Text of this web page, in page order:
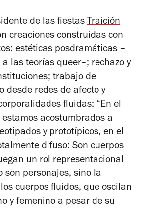
de las fiestas Traición
creaciones construidas con
estéticas posdramáticas –
las teorías queer–; rechazo y
trabajo de
desde redes de afecto y
fluidas: “En el
acostumbrados a
y prototípicos, en el
difuso: Son cuerpos
un rol representacional
son personajes, sino la
cuerpos fluidos, que oscilan
y femenino a pesar de su